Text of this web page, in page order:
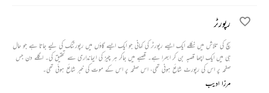
رپورٹر
سچ کی تلاش میں نکلے ایک ایسے رپورٹر کی کہانی جو ایک ایسے گاؤں میں رپورٹنگ کی لیے جاتا ہے جو حال
ہی میں ایک اچھا قصبہ بن کر ابھرا ہے۔ قصبے میں جاکر ہر چیز کی ایمانداری سے تحقیق کی۔ اگلے دن جس
صفحہ پر اس کی رپورٹ شائع ہونی تھی، اس صفحہ پر اس کے موت کی خبر شائع ہوئی تھی۔
مرزا ادیب